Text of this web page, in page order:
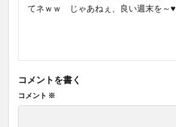
てネｗｗ じゃあねぇ、良い週末を～♥
コメントを書く
コメント ※